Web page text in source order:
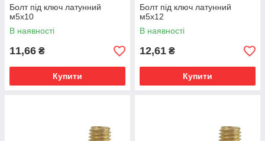
Болт під ключ латунний
м5х10
В наявності
11,66 ₴
Купити
Болт під ключ латунний
м5х12
В наявності
12,61 ₴
Купити